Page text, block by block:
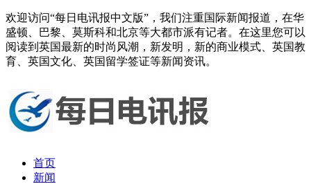
欢迎访问“每日电讯报中文版”，我们注重国际新闻报道，在华
盛顿、巴黎、莫斯科和北京等大都市派有记者。在这里您可以
阅读到英国最新的时尚风潮，新发明，新的商业模式、英国教
育、英国文化、英国留学签证等新闻资讯。
首页
新闻